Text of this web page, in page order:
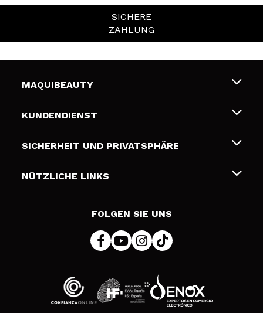
SICHERE
ZAHLUNG
MAQUIBEAUTY
Über uns
Geschenkkarten
KUNDENDIENST
Liefer- und Versandkosten
Zahlung
SICHERHEIT UND PRIVATSPHÄRE
Bedingungen und Datenschutz
NÜTZLICHE LINKS
FOLGEN SIE UNS